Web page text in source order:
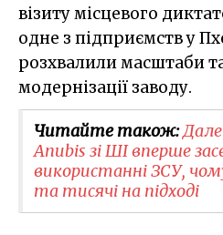
візиту місцевого
одне з підприємств у
розхвалили масштаби
модернізації заводу.
Читайте також:
Anubis зі ШІ вперше
використанні ЗСУ,
та тисячі на підході